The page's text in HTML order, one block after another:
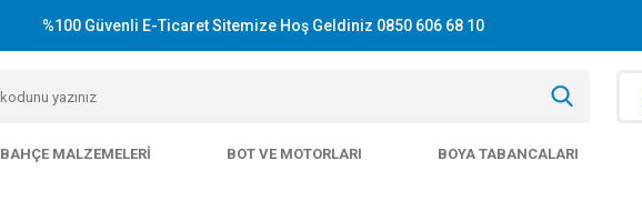
%100 Güvenli E-Ticaret Sitemize Hoş Geldiniz 0850 606 68 10
BAHÇE MALZEMELERI BOT VE MOTORLARI BOYA TABANCALARI